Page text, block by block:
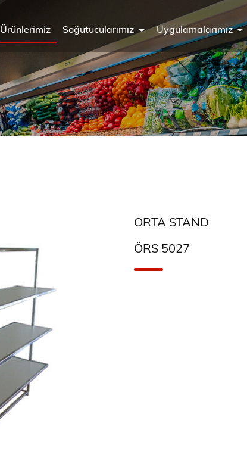
Ürünlerimiz Soğutucularımız Uygulamalarımız
ORTA STAND
ÖRS 5027